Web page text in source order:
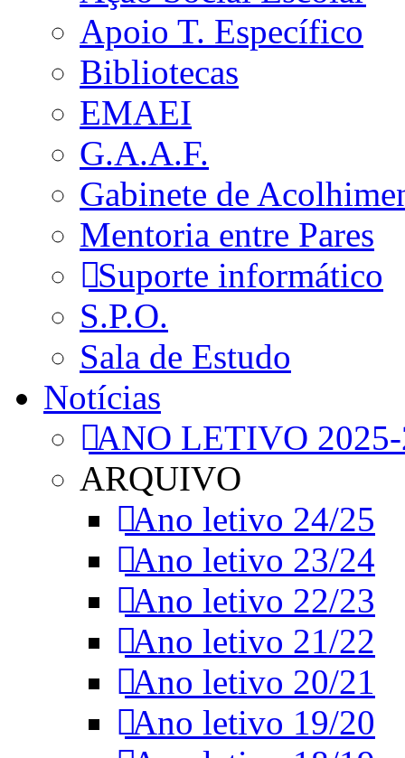
Apoio T. Específico
Bibliotecas
EMAEI
G.A.A.F.
Gabinete de
Mentoria entre Pares
Suporte informático
S.P.O.
Sala de Estudo
Notícias
ANO LETIVO
ARQUIVO
Ano letivo 24/25
Ano letivo 23/24
Ano letivo 22/23
Ano letivo 21/22
Ano letivo 20/21
Ano letivo 19/20